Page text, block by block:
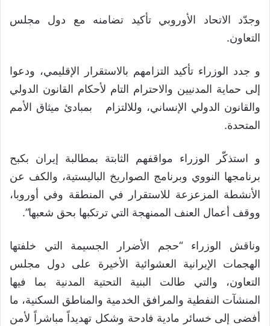
وجدّد الاتحاد الأوروبي تأكيد تضامنه مع دول مجلس
التعاون.
و جدد الوزراء تأكيد التزامهم بالاستقرار الإقليمي، ودعوا
إلى حماية المدنيين والاحترام التام لأحكام القانون الدولي
والقانون الدولي الإنساني، وللالتزام بمبادئ ميثاق الأمم
المتحدة.
و استذكّر الوزراء مواقفهم الثابتة بمطالبة إيران بكبح
برنامجها النووي وبرنامج الصواريخ الباليستية، والكف عن
الأنشطة المزعزعة للاستقرار في المنطقة وفي أوروبا،
ووقف أعمال العنف الممنهجة التي ترتكبها بحق شعبها”.
وناقش الوزراء “حجم الأضرار الجسيمة التي خلفتها
الهجمات الإيرانية العشوائية الأخيرة على دول مجلس
التعاون، والتي طالت البنية التحتية المدنية بما فيها
المنشآت النفطية والمرافق الخدمية والمناطق السكنية، ما
أفضى إلى خسائر مادية فادحة وشكل تهديداً مباشراً لأمن